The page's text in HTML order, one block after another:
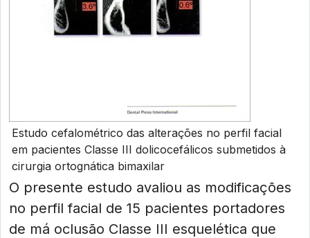
Estudo cefalométrico das alterações no perfil facial
em pacientes Classe III dolicocefálicos submetidos à
cirurgia ortognática bimaxilar
O presente estudo avaliou as modificações
no perfil facial de 15 pacientes portadores
de má oclusão Classe III esquelética que